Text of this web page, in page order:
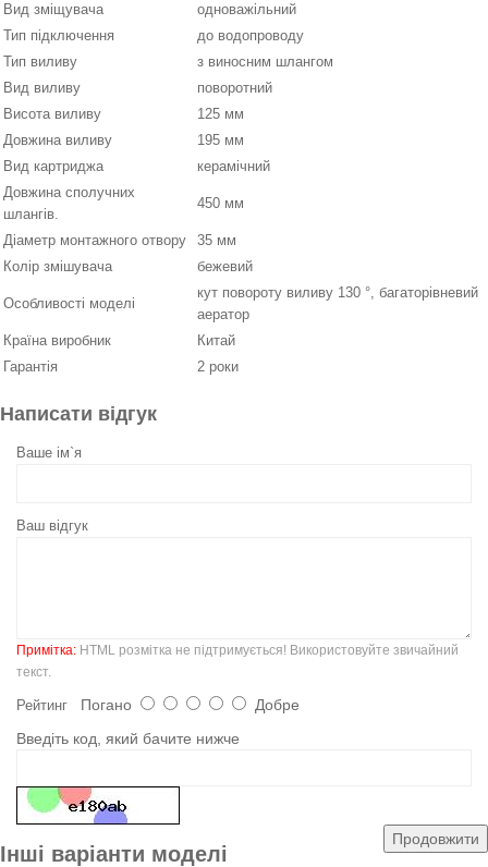
Вид зміщувача
одноважільний
Тип підключення
до водопроводу
Тип виливу
з виносним шлангом
Вид виливу
поворотний
Висота виливу
125 мм
Довжина виливу
195 мм
Вид картриджа
керамічний
Довжина сполучних
шлангів.
450 мм
Діаметр монтажного отвору
35 мм
Колір змішувача
бежевий
Особливості моделі
кут повороту виливу 130 °, багаторівневий
аератор
Країна виробник
Китай
Гарантія
2 роки
Написати відгук
Ваше ім`я
Ваш відгук
Примітка: HTML розмітка не підтримується! Використовуйте звичайний
текст.
Рейтинг Погано
Добре
Введіть код, який бачите нижче
Продовжити
Інші варіанти моделі